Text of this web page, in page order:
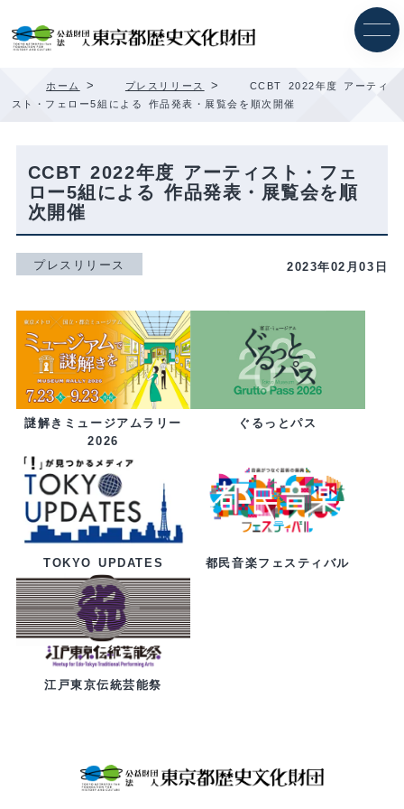
ホーム > プレスリリース >
CCBT 2022年度 アーティ
スト・フェロー5組による 作品発表・展覧会を順次開催
CCBT 2022年度 アーティスト・フェ
ロー5組による 作品発表・展覧会を順
次開催
プレスリリース 2023年02月03日
謎解きミュージアムラリー
2026
ぐるっとパス
TOKYO UPDATES 都民音楽フェスティバル
江戸東京伝統芸能祭